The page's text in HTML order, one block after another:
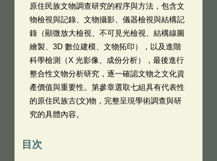
原住民族文物調查研究的程序與方法，包含文
物檢視與記錄、文物攝影、儀器檢視與結構記
錄（顯微放大檢視、不可見光檢視、結構線圖
繪製、3D 數位建模、文物拓印），以及進階
科學檢測（X 光影像、成份分析），最後進行
整合性文物分析研究，逐一確認文物之文化資
產價值與重要性。第參章選取七組具有代表性
的原住民族古(文)物，完整呈現學術調查與研
究的具體內容。
目次